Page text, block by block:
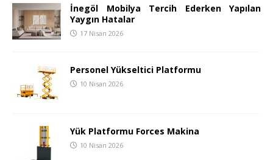
İnegöl Mobilya Tercih Ederken Yapılan
Yaygın Hatalar
17 Nisan 2026
Personel Yükseltici Platformu
10 Nisan 2026
Yük Platformu Forces Makina
10 Nisan 2026